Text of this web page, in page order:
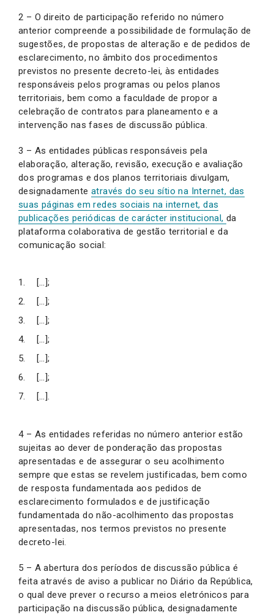
2 – O direito de participação referido no número
anterior compreende a possibilidade de formulação de
sugestões, de propostas de alteração e de pedidos de
esclarecimento, no âmbito dos procedimentos
previstos no presente decreto-lei, às entidades
responsáveis pelos programas ou pelos planos
territoriais, bem como a faculdade de propor a
celebração de contratos para planeamento e a
intervenção nas fases de discussão pública.
3 – As entidades públicas responsáveis pela
elaboração, alteração, revisão, execução e avaliação
dos programas e dos planos territoriais divulgam,
designadamenteatravés do seu sítio na Internet, das
suas páginas em redes sociais na internet, das
publicações periódicas de carácter institucional, da
plataforma colaborativa de gestão territorial e da
comunicação social:
[…];
[…];
[…];
[…];
[…];
[…];
[…].
4 – As entidades referidas no número anterior estão
sujeitas ao dever de ponderação das propostas
apresentadas e de assegurar o seu acolhimento
sempre que estas se revelem justificadas, bem como
de resposta fundamentada aos pedidos de
esclarecimento formulados e de justificação
fundamentada do não-acolhimento das propostas
apresentadas, nos termos previstos no presente
decreto-lei.
5 – A abertura dos períodos de discussão pública é
feita através de aviso a publicar no Diário da República,
o qual deve prever o recurso a meios eletrónicos para
participação na discussão pública, designadamente